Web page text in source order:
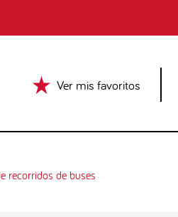
Ver mis favoritos
recorridos de buses